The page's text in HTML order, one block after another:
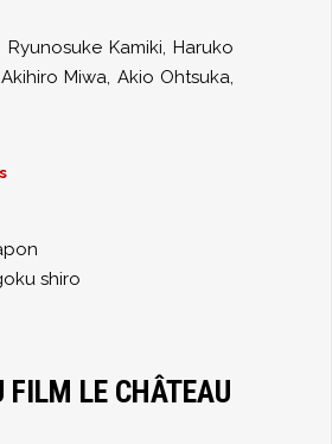
Ryunosuke Kamiki, Haruko
Akihiro Miwa, Akio Ohtsuka,
shiro
FILM LE CHÂTEAU